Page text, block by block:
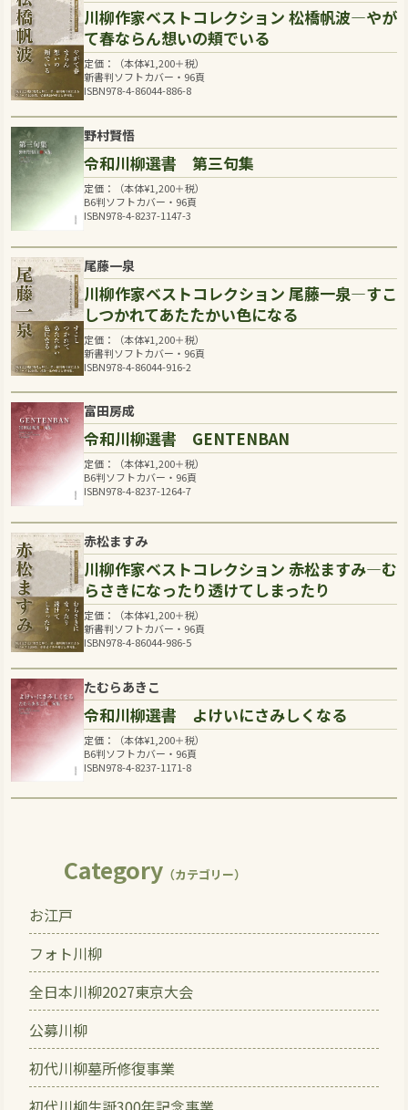
川柳作家ベストコレクション 松橋帆波―やが
て春ならん想いの頬でいる
定価：（本体¥1,200＋税）
新書判ソフトカバー・96頁
ISBN978-4-86044-886-8
野村賢悟
令和川柳選書 第三句集
定価：（本体¥1,200＋税）
B6判ソフトカバー・96頁
ISBN978-4-8237-1147-3
尾藤一泉
川柳作家ベストコレクション 尾藤一泉―すこ
しつかれてあたたかい色になる
定価：（本体¥1,200＋税）
新書判ソフトカバー・96頁
ISBN978-4-86044-916-2
富田房成
令和川柳選書 GENTENBAN
定価：（本体¥1,200＋税）
B6判ソフトカバー・96頁
ISBN978-4-8237-1264-7
赤松ますみ
川柳作家ベストコレクション 赤松ますみ―む
らさきになったり透けてしまったり
定価：（本体¥1,200＋税）
新書判ソフトカバー・96頁
ISBN978-4-86044-986-5
たむらあきこ
令和川柳選書 よけいにさみしくなる
定価：（本体¥1,200＋税）
B6判ソフトカバー・96頁
ISBN978-4-8237-1171-8
Category （カテゴリー）
お江戸
フォト川柳
全日本川柳2027東京大会
公募川柳
初代川柳墓所修復事業